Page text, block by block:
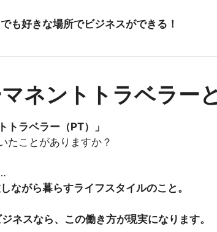
も好きな場所でビジネスができる！
ネントトラベラー
トラベラー（PT）」
たことがありますか？
ながら暮らすライフスタイルのこと。
ネスなら、この働き方が現実になります。